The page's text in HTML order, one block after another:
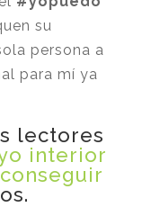
su
persona a
para mí ya
lectores
interior